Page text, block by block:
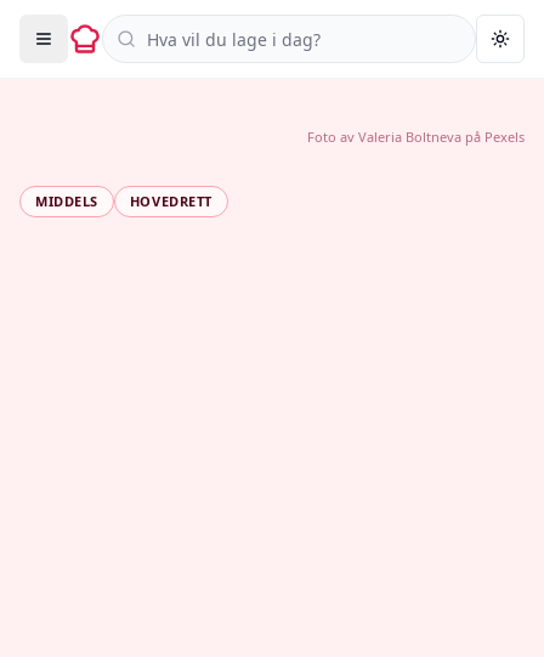
Søk i oppskrifter
MIDDELS HOVEDRETT
Foto av Valeria Boltneva på Pexels